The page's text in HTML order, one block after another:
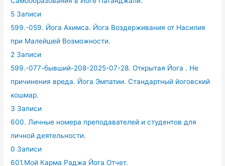
5 Записи
599.-059. Йога Ахимса. Йога Воздерживания от Насилия
при Малейшей Возможности.
2 Записи
599.-077-бывший-208-2025-07-28. Открытая Йога . Не
причинения вреда. Йога Эмпатии. Стандартный йоговский
кошмар.
3 Записи
600. Личные номера преподавателей и студентов для
личной деятельности.
0 Записи
601.Мой Карма Раджа Йога Отчет.